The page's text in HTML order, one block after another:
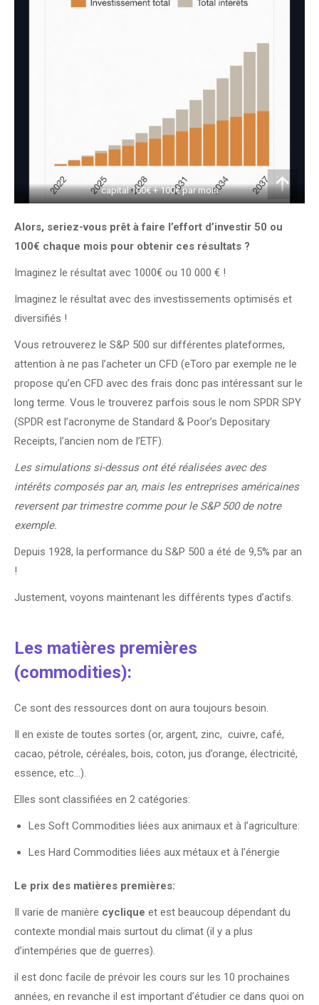
capital 100€ + 100€ par mois
Alors, seriez-vous prêt à faire l’effort d’investir 50 ou
100€ chaque mois pour obtenir ces résultats ?
Imaginez le résultat avec 1000€ ou 10 000 € !
Imaginez le résultat avec des investissements optimisés et
diversifiés !
Vous retrouverez le S&P 500 sur différentes plateformes,
attention à ne pas l’acheter un CFD (eToro par exemple ne le
propose qu’en CFD avec des frais donc pas intéressant sur le
long terme. Vous le trouverez parfois sous le nom SPDR SPY
(SPDR est l’acronyme de Standard & Poor’s Depositary
Receipts, l’ancien nom de l’ETF).
Les simulations si-dessus ont été réalisées avec des
intérêts composés par an, mais les entreprises américaines
reversent par trimestre comme pour le S&P 500 de notre
exemple.
Depuis 1928, la performance du S&P 500 a été de 9,5% par an
!
Justement, voyons maintenant les différents types d’actifs.
Les matières premières
(commodities):
Ce sont des ressources dont on aura toujours besoin.
Il en existe de toutes sortes (or, argent, zinc, cuivre, café,
cacao, pétrole, céréales, bois, coton, jus d’orange, électricité,
essence, etc…).
Elles sont classifiées en 2 catégories:
Les Soft Commodities liées aux animaux et à l’agriculture:
Les Hard Commodities liées aux métaux et à l’énergie
Le prix des matières premières:
Il varie de manière cyclique et est beaucoup dépendant du
contexte mondial mais surtout du climat (il y a plus
d’intempéries que de guerres).
il est donc facile de prévoir les cours sur les 10 prochaines
années, en revanche il est important d’étudier ce dans quoi on